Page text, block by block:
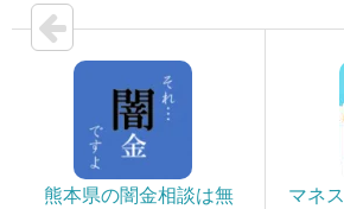
熊本県の闇金相談は無
マネ